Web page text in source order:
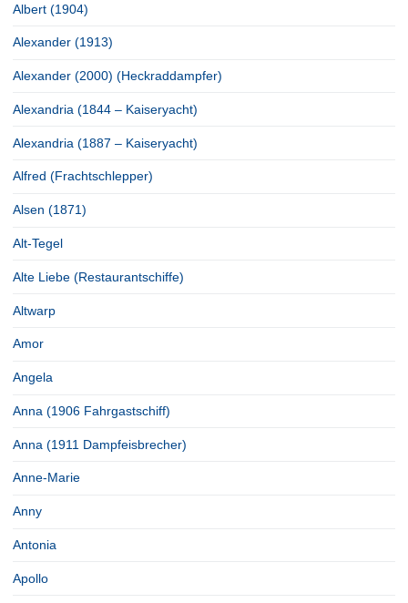
Albert (1904)
Alexander (1913)
Alexander (2000) (Heckraddampfer)
Alexandria (1844 – Kaiseryacht)
Alexandria (1887 – Kaiseryacht)
Alfred (Frachtschlepper)
Alsen (1871)
Alt-Tegel
Alte Liebe (Restaurantschiffe)
Altwarp
Amor
Angela
Anna (1906 Fahrgastschiff)
Anna (1911 Dampfeisbrecher)
Anne-Marie
Anny
Antonia
Apollo